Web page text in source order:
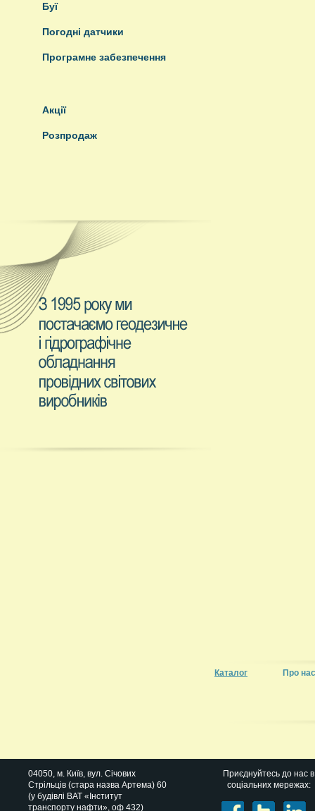
Буї
Погодні датчики
Програмне забезпечення
Акції
Розпродаж
Каталог Про нас
04050, м. Київ, вул. Січових
Стрільців (стара назва Артема) 60
(у будівлі ВАТ «Інститут
транспорту нафти», оф 432)
Приєднуйтесь до нас в
соціальних мережах: